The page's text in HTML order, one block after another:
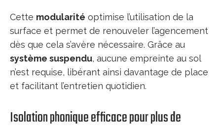
Cette modularité optimise l’utilisation de la
surface et permet de renouveler l’agencement
dès que cela s’avère nécessaire. Grâce au
système suspendu, aucune empreinte au sol
n’est requise, libérant ainsi davantage de place
et facilitant l’entretien quotidien.
Isolation phonique efficace pour plus de